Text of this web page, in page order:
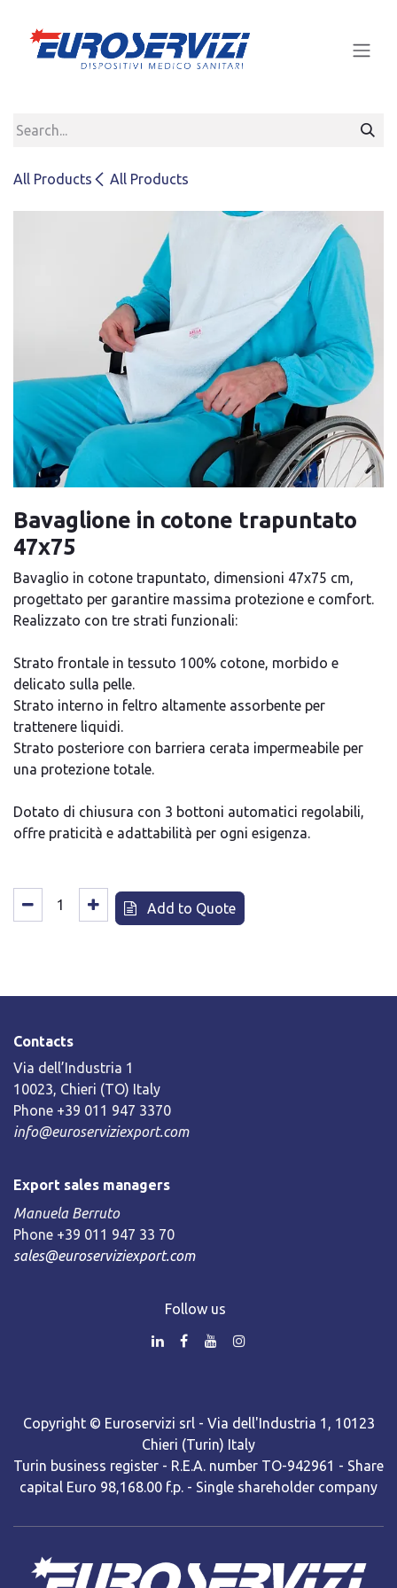
All Products All Products
Bavaglione in cotone trapuntato
47x75
Bavaglio in cotone trapuntato, dimensioni 47x75 cm,
progettato per garantire massima protezione e comfort.
Realizzato con tre strati funzionali:
Strato frontale in tessuto 100% cotone, morbido e
delicato sulla pelle.
Strato interno in feltro altamente assorbente per
trattenere liquidi.
Strato posteriore con barriera cerata impermeabile per
una protezione totale.
Dotato di chiusura con 3 bottoni automatici regolabili,
offre praticità e adattabilità per ogni esigenza.
Add to Quote
Contacts
Via dell’Industria 1
10023, Chieri (TO) Italy
Phone +39 011 947 3370
info@euroserviziexport.com
Export sales managers
Manuela Berruto
Phone +39 011 947 33 70
sales@euroserviziexport.com
Follow us
Copyright © Euroservizi srl - Via dell'Industria 1, 10123
Chieri (Turin) Italy
Turin business register - R.E.A. number TO-942961 - Share
capital Euro 98,168.00 f.p. - Single shareholder company